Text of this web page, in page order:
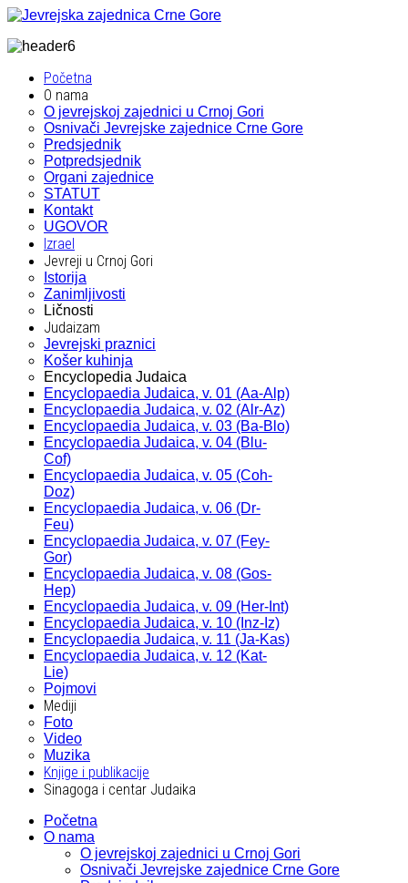
Početna
O nama
O jevrejskoj zajednici u Crnoj Gori
Osnivači Jevrejske zajednice Crne Gore
Predsjednik
Potpredsjednik
Organi zajednice
STATUT
Kontakt
UGOVOR
Izrael
Jevreji u Crnoj Gori
Istorija
Zanimljivosti
Ličnosti
Judaizam
Jevrejski praznici
Košer kuhinja
Encyclopedia Judaica
Encyclopaedia Judaica, v. 01 (Aa-Alp)
Encyclopaedia Judaica, v. 02 (Alr-Az)
Encyclopaedia Judaica, v. 03 (Ba-Blo)
Encyclopaedia Judaica, v. 04 (Blu-
Cof)
Encyclopaedia Judaica, v. 05 (Coh-
Doz)
Encyclopaedia Judaica, v. 06 (Dr-
Feu)
Encyclopaedia Judaica, v. 07 (Fey-
Gor)
Encyclopaedia Judaica, v. 08 (Gos-
Hep)
Encyclopaedia Judaica, v. 09 (Her-Int)
Encyclopaedia Judaica, v. 10 (Inz-Iz)
Encyclopaedia Judaica, v. 11 (Ja-Kas)
Encyclopaedia Judaica, v. 12 (Kat-
Lie)
Pojmovi
Mediji
Foto
Video
Muzika
Knjige i publikacije
Sinagoga i centar Judaika
Početna
O nama
O jevrejskoj zajednici u Crnoj Gori
Osnivači Jevrejske zajednice Crne Gore